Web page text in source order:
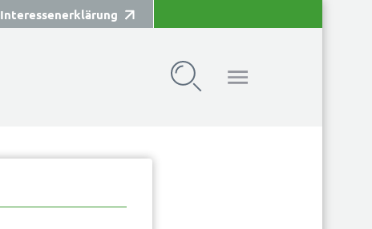
Interessenerklärung